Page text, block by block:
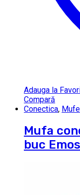
Adauga la
Compară
Conectica, Mufe
Mufa
buc